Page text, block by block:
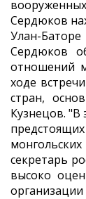
Сердюков
Улан-
Сердюков
отношений
ходе
стран,
Кузнецов. "В
секретарь
высоко
организации